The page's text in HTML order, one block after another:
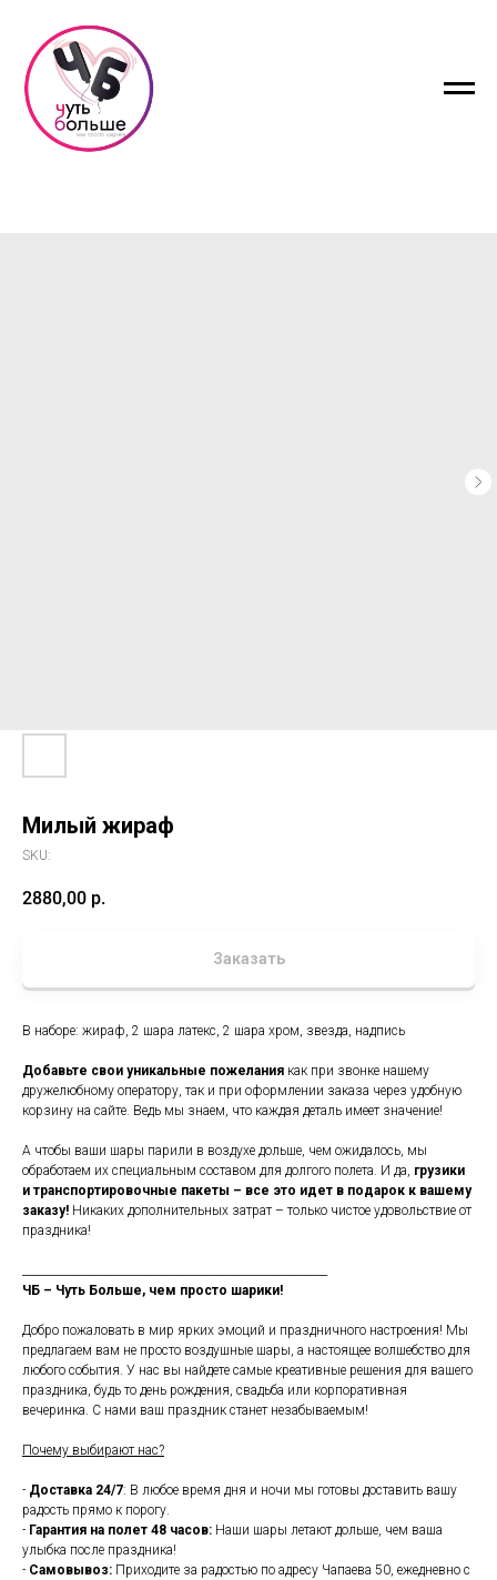
Милый жираф
SKU:
2880,00 р.
Заказать
В наборе: жираф, 2 шара латекс, 2 шара хром, звезда, надпись
Добавьте свои уникальные пожелания как при звонке нашему
дружелюбному оператору, так и при оформлении заказа через удобную
корзину на сайте. Ведь мы знаем, что каждая деталь имеет значение!
А чтобы ваши шары парили в воздухе дольше, чем ожидалось, мы
обработаем их специальным составом для долгого полета. И да, грузики
и транспортировочные пакеты – все это идет в подарок к вашему
заказу! Никаких дополнительных затрат – только чистое удовольствие от
праздника!
ЧБ – Чуть Больше, чем просто шарики!
Добро пожаловать в мир ярких эмоций и праздничного настроения! Мы
предлагаем вам не просто воздушные шары, а настоящее волшебство для
любого события. У нас вы найдете самые креативные решения для вашего
праздника, будь то день рождения, свадьба или корпоративная
вечеринка. С нами ваш праздник станет незабываемым!
Почему выбирают нас?
- Доставка 24/7: В любое время дня и ночи мы готовы доставить вашу
радость прямо к порогу.
- Гарантия на полет 48 часов: Наши шары летают дольше, чем ваша
улыбка после праздника!
- Самовывоз: Приходите за радостью по адресу Чапаева 50, ежедневно с